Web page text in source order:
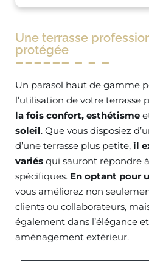
Une terrasse
protégée
Un parasol haut de gamme
l’utilisation de votre terrasse
la fois confort, esthétisme
soleil. Que vous disposiez
d’une terrasse plus petite, il
variés qui sauront répondre
spécifiques. En optant pour
vous améliorez non
clients ou collaborateurs,
également dans l’élégance
aménagement extérieur.